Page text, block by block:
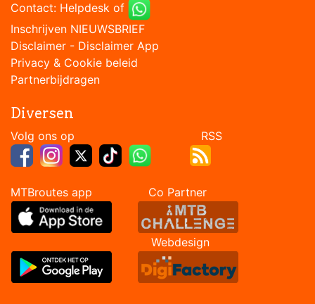
Contact: Helpdesk of
Inschrijven NIEUWSBRIEF
Disclaimer - Disclaimer App
Privacy & Cookie beleid
Partnerbijdragen
Diversen
Volg ons op RSS
MTBroutes app Co Partner
Webdesign